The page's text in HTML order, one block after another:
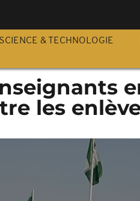
SCIENCE & TECHNOLOGIE
les